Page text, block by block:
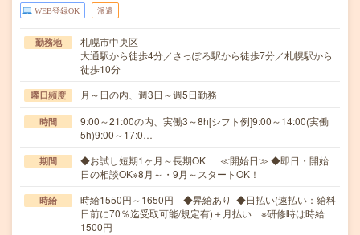
WEB登録OK 派遣
勤務地
札幌市中央区
大通駅から徒歩4分／さっぽろ駅から徒歩7分／札幌駅から
徒歩10分
曜日頻度 月～日の内、週3日～週5日勤務
時間
9:00～21:00の内、実働3～8h[シフト例]9:00～14:00(実働
5h)9:00～17:0…
期間
◆お試し短期1ヶ月～長期OK ≪開始日≫ ◆即日・開始
日の相談OK※8月～・9月～スタートOK！
時給
時給1550円～1650円 ◆昇給あり ◆日払い(速払い：給料
日前に70％迄受取可能/規定有)＋月払い ※研修時は時給
1500円